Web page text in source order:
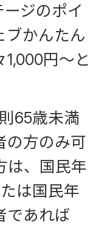
ジのポイ
ブかんたん
円～と
65歳未満
の方のみ可
は、国民年
は国民年
であれば